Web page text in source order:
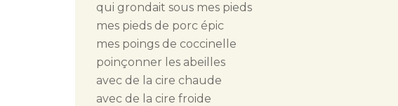
qui grondait sous mes pieds
mes pieds de porc épic
mes poings de coccinelle
poinçonner les abeilles
avec de la cire chaude
avec de la cire froide